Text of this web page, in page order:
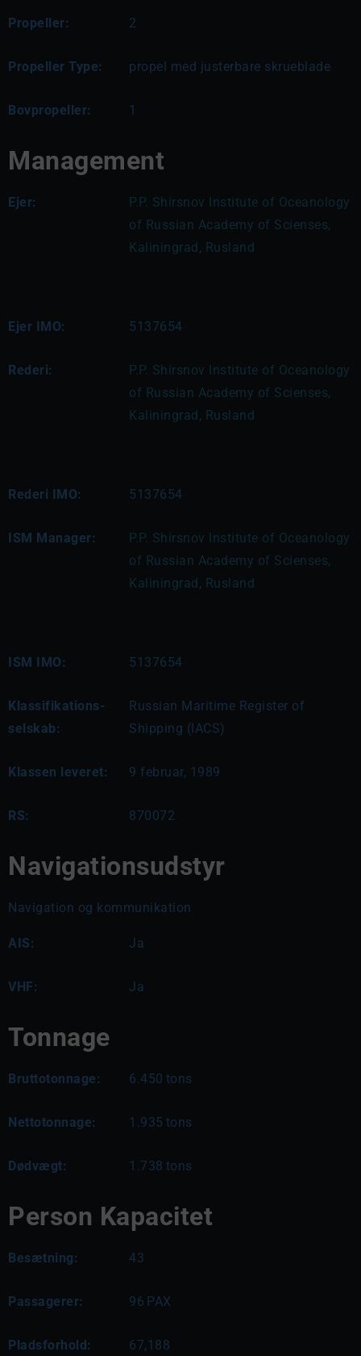
Propeller: 2
Propeller Type: propel med justerbare skrueblade
Bovpropeller: 1
Management
Ejer:
P.P. Shirsnov Institute of Oceanology
of Russian Academy of Scienses,
Kaliningrad, Rusland
Ejer IMO: 5137654
Rederi:
P.P. Shirsnov Institute of Oceanology
of Russian Academy of Scienses,
Kaliningrad, Rusland
Rederi IMO: 5137654
ISM Manager:
P.P. Shirsnov Institute of Oceanology
of Russian Academy of Scienses,
Kaliningrad, Rusland
ISM IMO: 5137654
Klassifikations-
selskab:
Russian Maritime Register of
Shipping (IACS)
Klassen leveret: 9 februar, 1989
RS: 870072
Navigationsudstyr
Navigation og kommunikation
AIS: Ja
VHF: Ja
Tonnage
Bruttotonnage: 6.450 tons
Nettotonnage: 1.935 tons
Dødvægt: 1.738 tons
Person Kapacitet
Besætning: 43
Passagerer: 96 PAX
Pladsforhold: 67,188